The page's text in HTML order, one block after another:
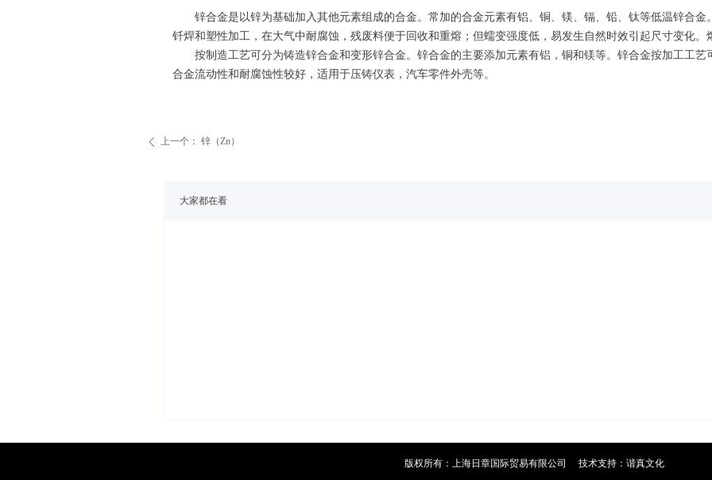
大家都在看
ꄴ 上一个： 锌（Zn）
锌合金是以锌为基础加入其他元素组成的合金。常加的合金元素有铝、铜、镁、镉、铅、钛等低温锌合金
钎焊和塑性加工，在大气中耐腐蚀，残废料便于回收和重熔；但蠕变强度低，易发生自然时效引起尺寸变化
按制造工艺可分为铸造锌合金和变形锌合金。锌合金的主要添加元素有铝，铜和镁等。锌合金按加工工艺
合金流动性和耐腐蚀性较好，适用于压铸仪表，汽车零件外壳等。
版权所有：上海日章国际贸易有限公司 技术支持：谐真文化